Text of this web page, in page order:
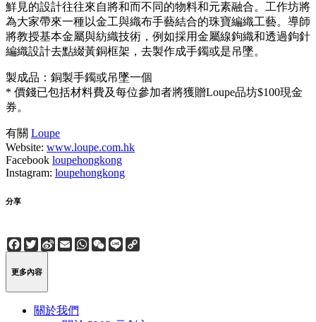
鮮見的設計往往來自將和而不同的物料和元素融合。工作坊將
為大家帶來一種以金工與織布手藝結合的珠寶編織工藝。導師
將教授基本金屬與紡織技術，例如採用金屬線鉤織和透過鉤針
編織設計去點綴黃銅框架，去製作成手鐲或是吊墜。
製成品：銅製手鐲或吊墜一個
* 價錢已包括材料費及每位參加者將獲贈Loupe品坊$100現金
券。
有關 Loupe
Website: www.loupe.com.hk
Facebook loupehongkong
Instagram: loupehongkong
分享
Facebook
Twitter
Sina
Weibo
EmailWhatsApp
WeChat
Line
更多內容
關於我們